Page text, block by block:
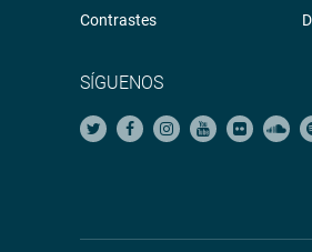
Contrastes
SÍGUENOS